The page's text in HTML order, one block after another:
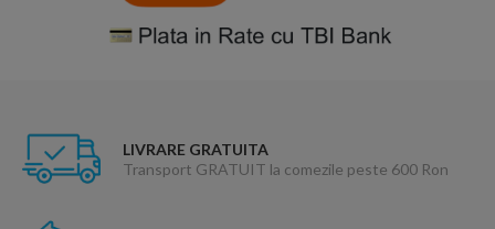
LIVRARE GRATUITA
Transport GRATUIT la comezile peste 600 Ron